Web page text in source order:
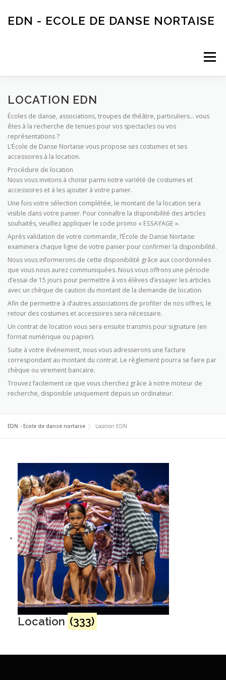
contenu
EDN - ECOLE DE DANSE NORTAISE
Menu
ACTUALITÉS AGENDA
INSCRIPTIONS
LOCATION EDN
LOCATION EDN
Écoles de danse, associations, troupes de théâtre, particuliers… vous
êtes à la recherche de tenues pour vos spectacles ou vos
représentations ?
L’École de Danse Nortaise vous propose ses costumes et ses
accessoires à la location.
Procédure de location
Nous vous invitons à choisir parmi notre variété de costumes et
accessoires et à les ajouter à votre panier.
Une fois votre sélection complétée, le montant de la location sera
visible dans votre panier. Pour connaître la disponibilité des articles
souhaités, veuillez appliquer le code promo « ESSAYAGE ».
Après validation de votre commande, l’École de Danse Nortaise
examinera chaque ligne de votre panier pour confirmer la disponibilité.
Nous vous informerons de cette disponibilité grâce aux coordonnées
que vous nous aurez communiquées. Nous vous offrons une période
d’essai de 15 jours pour permettre à vos élèves d’essayer les articles
avec un chèque de caution du montant de la demande de location.
Afin de permettre à d’autres associations de profiter de nos offres, le
retour des costumes et accessoires sera nécessaire.
Un contrat de location vous sera ensuite transmis pour signature (en
format numérique ou papier).
Suite à votre événement, nous vous adresserons une facture
correspondant au montant du contrat. Le règlement pourra se faire par
chèque ou virement bancaire.
Trouvez facilement ce que vous cherchez grâce à notre moteur de
recherche, disponible uniquement depuis un ordinateur.
EDN - Ecole de danse nortaise Location EDN
Location (333)